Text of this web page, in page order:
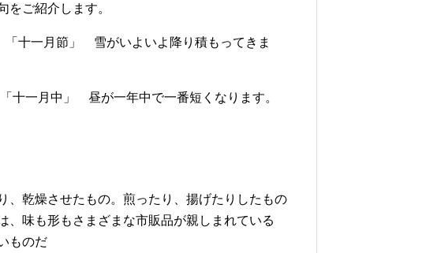
をご紹介します。
「十一月節」 雪がいよいよ降り積もってきま
十一月中」 昼が一年中で一番短くなります。
、乾燥させたもの。煎ったり、揚げたりしたもの
、味も形もさまざまな市販品が親しまれている
ものだ